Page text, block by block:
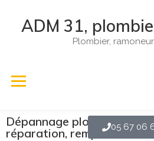
ADM 31,
Plombier,
Dépannage plomberie,
réparation, remplacement
05 67 06